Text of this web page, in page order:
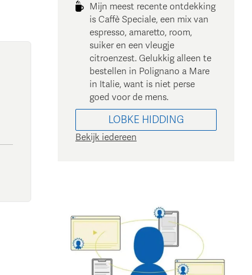
Mijn meest recente ontdekking
is Caffè Speciale, een mix van
espresso, amaretto, room,
suiker en een vleugje
citroenzest. Gelukkig alleen te
bestellen in Polignano a Mare
in Italie, want is niet perse
goed voor de mens.
LOBKE HIDDING
Bekijk iedereen